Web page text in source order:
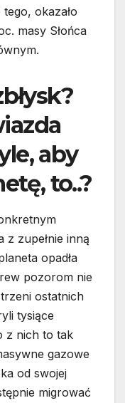
okazało
masy Słońca
aby
to..?
z zupełnie inną
opadła
pozorom nie
ostatnich
tysiące
z nich to tak
gazowe
od swojej
migrować